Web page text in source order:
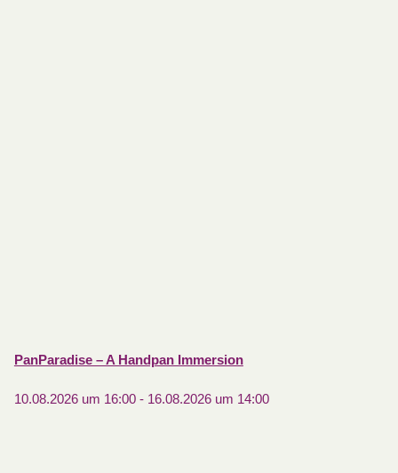
PanParadise – A Handpan Immersion
10.08.2026 um 16:00- 16.08.2026 um 14:00